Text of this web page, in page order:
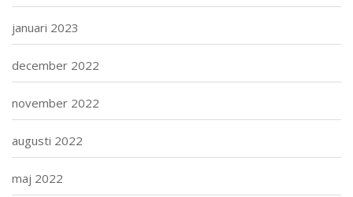
januari 2023
december 2022
november 2022
augusti 2022
maj 2022